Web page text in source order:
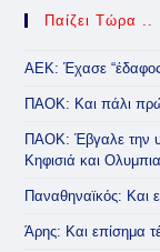
Παίζει Τώρα ..
ΑΕΚ: Έχασε
ΠΑΟΚ: Και πάλι
ΠΑΟΚ: Έβγαλε την
Κηφισιά και
Παναθηναϊκός: Και
Άρης: Και επίσημα